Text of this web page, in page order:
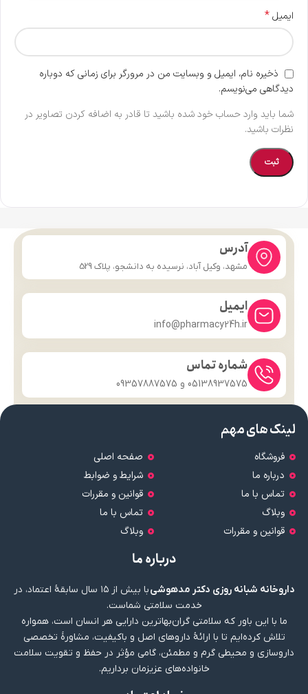
ایمیل*
ذخیره نام، ایمیل و وبسایت من در مرورگر برای زمانی که دوباره
دیدگاهی می‌نویسم.
شما باید وارد حساب خود شده باشید تا قادر به اضافه کردن تصاویر در
نظرات باشید.
آدرس
مشهد، وکیل آباد، نرسیده به دانشجو، پلاک 529
ایمیل
info@pharmacy24h.ir
شماره تماس
05138937575 و 09357887575
لینک های مهم
فروشگاه
درباره ما
تماس با ما
وبلاگ
قوانین و مقررات
صفحه اصلی
شرایط و ضوابط
قوانین و مقررات
تماس با ما
وبلاگ
درباره ما
داروخانه شبانه روزی دکتر مدهوشی
با بیش از ۱۵ سال سابقهٔ اعتماد، در
خدمت سلامتی شماست.
ما با این باور که سلامتی گران‌بهاترین دارایی هر انسان است، همواره
تلاش کرده‌ایم تا با ارائهٔ داروهای اصل و باکیفیت، مشاورهٔ تخصصی
داروسازی و محیطی گرم و مطمئن، گامی مؤثر در حفظ و تقویت سلامت
خانواده‌های عزیزمان برداریم.